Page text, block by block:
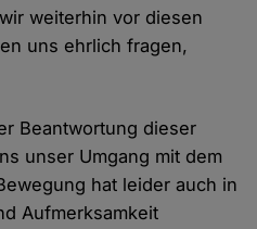
weiterhin vor diesen
uns ehrlich fragen,
Beantwortung dieser
unser Umgang mit dem
hat leider auch in
Aufmerksamkeit